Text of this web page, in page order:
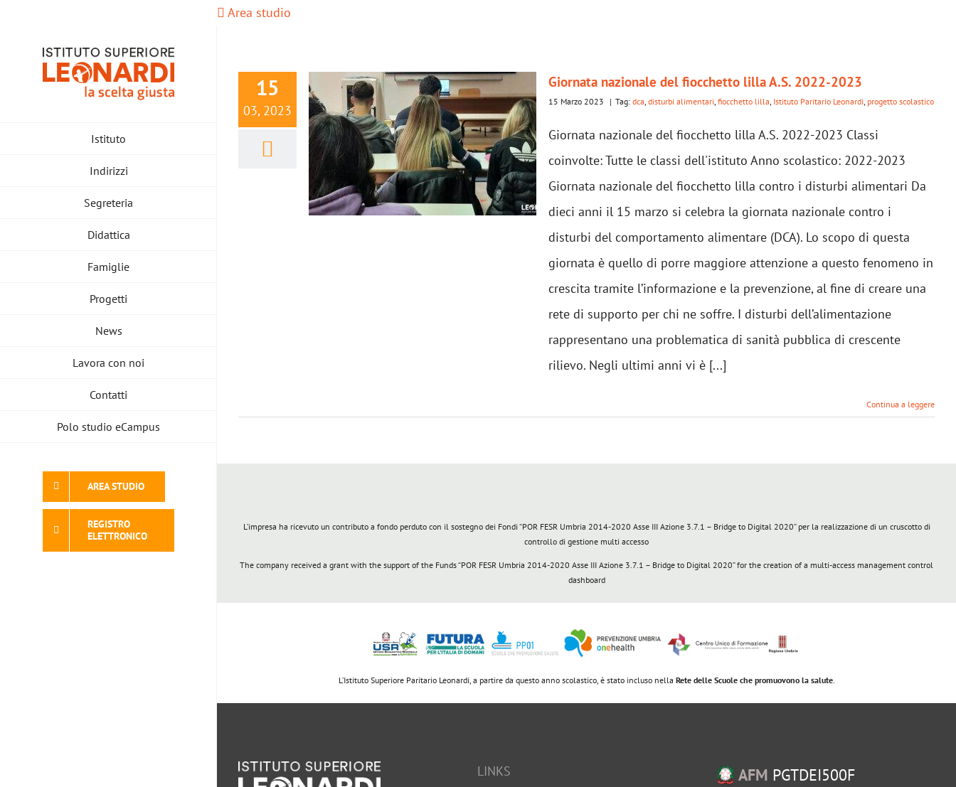
contenuto
Area studio
Istituto
Indirizzi
Segreteria
Didattica
Famiglie
Progetti
News
Lavora con noi
Contatti
Polo studio eCampus
AREA STUDIO
REGISTRO
ELETTRONICO
15
03, 2023
Giornata nazionale del fiocchetto lilla A.S. 2022-2023
15 Marzo 2023 | Tag: dca, disturbi alimentari, fiocchetto lilla, Istituto Paritario Leonardi, progetto scolastico
Giornata nazionale del fiocchetto lilla A.S. 2022-2023 Classi
coinvolte: Tutte le classi dell'istituto Anno scolastico: 2022-2023
Giornata nazionale del fiocchetto lilla contro i disturbi alimentari Da
dieci anni il 15 marzo si celebra la giornata nazionale contro i
disturbi del comportamento alimentare (DCA). Lo scopo di questa
giornata è quello di porre maggiore attenzione a questo fenomeno in
crescita tramite l’informazione e la prevenzione, al fine di creare una
rete di supporto per chi ne soffre. I disturbi dell’alimentazione
rappresentano una problematica di sanità pubblica di crescente
rilievo. Negli ultimi anni vi è [...]
Continua a leggere
L’impresa ha ricevuto un contributo a fondo perduto con il sostegno dei Fondi “POR FESR Umbria 2014-2020 Asse III Azione 3.7.1 – Bridge to Digital 2020” per la realizzazione di un cruscotto di
controllo di gestione multi accesso
The company received a grant with the support of the Funds “POR FESR Umbria 2014-2020 Asse III Azione 3.7.1 – Bridge to Digital 2020” for the creation of a multi-access management control
dashboard
L’Istituto Superiore Paritario Leonardi, a partire da questo anno scolastico, è stato incluso nella Rete delle Scuole che promuovono la salute.
LINKS AFM PGTDEI500F